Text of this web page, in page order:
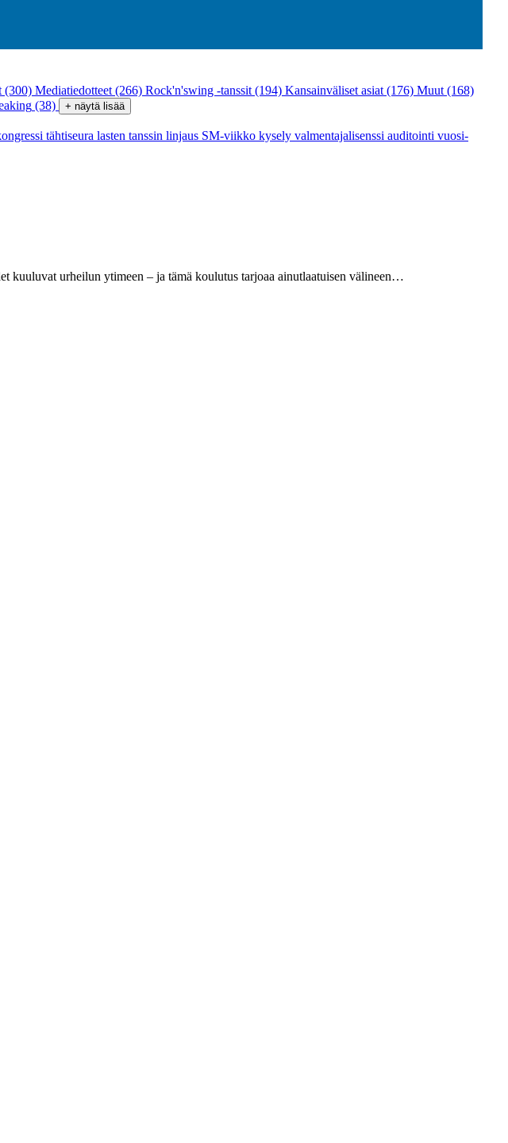
(300) Mediatiedotteet (266) Rock'n'swing -tanssit (194) Kansainväliset asiat (176) Muut (168)
(38) + näytä lisää
tähtiseura lasten tanssin linjaus SM-viikko kysely valmentajalisenssi auditointi vuosi-
kuuluvat urheilun ytimeen – ja tämä koulutus tarjoaa ainutlaatuisen välineen…